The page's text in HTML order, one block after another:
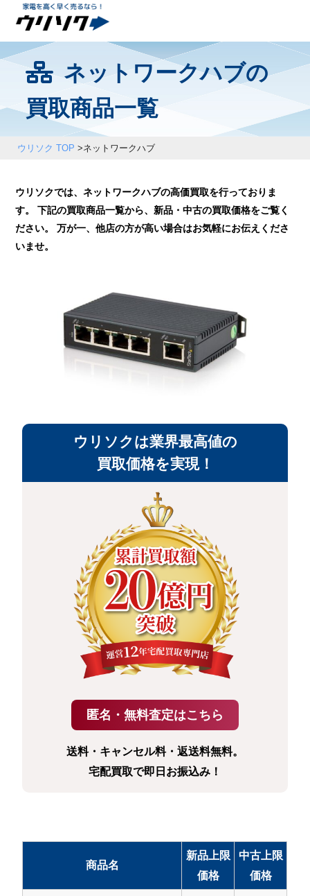
ネットワークハブの
買取商品一覧
ウリソク TOP >ネットワークハブ
ウリソクでは、ネットワークハブの高価買取を行っておりま
す。 下記の買取商品一覧から、新品・中古の買取価格をご覧く
ださい。 万が一、他店の方が高い場合はお気軽にお伝えくださ
いませ。
ウリソクは業界最高値の
買取価格を実現！
送料・キャンセル料・返送料無料。
宅配買取で即日お振込み！
商品名
新品上限
価格
中古上限
価格